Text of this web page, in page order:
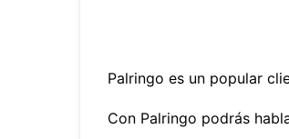
Palringo es un popular
Con Palringo podrás